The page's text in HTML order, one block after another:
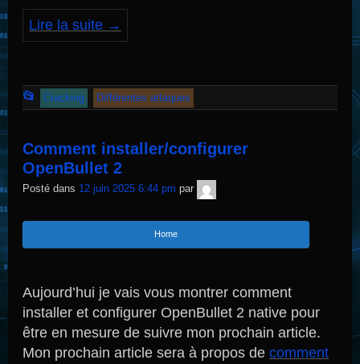
Lire la suite →
📂
Cet
été
publié
Cracking Différentes attaques
Comment installer/configurer
OpenBullet 2
Posté dans 12 juin 2025 6:44 pm par
Sécurité
Home
Aujourd’hui je vais vous montrer comment
installer et configurer OpenBullet 2 native pour
être en mesure de suivre mon prochain article.
Mon prochain article sera à propos de comment